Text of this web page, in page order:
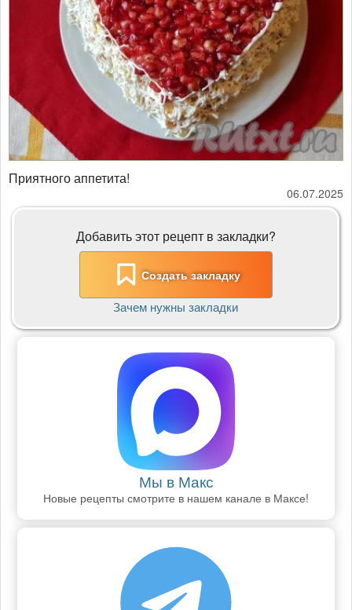
Приятного аппетита!
06.07.2025
Добавить этот рецепт в закладки?
Создать закладку
Зачем нужны закладки
Мы в Макс
Новые рецепты смотрите в нашем канале в Максе!